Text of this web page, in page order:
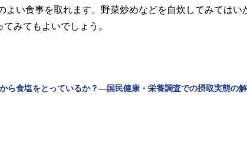
い食事を取れます。野菜炒めなどを自炊してみてはい
みてもよいでしょう。
ら食塩をとっているか？―国民健康・栄養調査での摂取実態の